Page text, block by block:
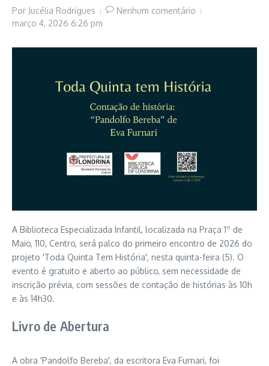
Por Jucélia Rodrigues
Nenhum comentário
março 4, 2026 6:26 pm
A Biblioteca Especializada Infantil, localizada na Praça 1º de
Maio, 110, Centro, será palco do primeiro encontro de 2026 do
projeto 'Toda Quinta Tem História', nesta quinta-feira (5). O
evento é gratuito e aberto ao público, sem necessidade de
inscrição prévia, com sessões de contação de histórias às 10h
e às 14h30.
Livro de Abertura
A obra 'Pandolfo Bereba', da escritora Eva Furnari, foi